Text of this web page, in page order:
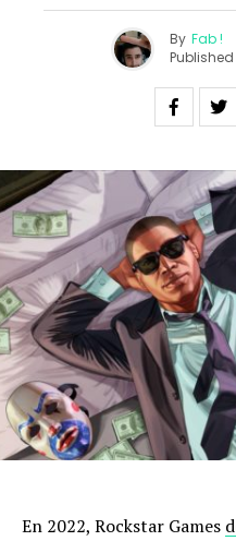
By Fab !
Published
En 2022, Rockstar Games